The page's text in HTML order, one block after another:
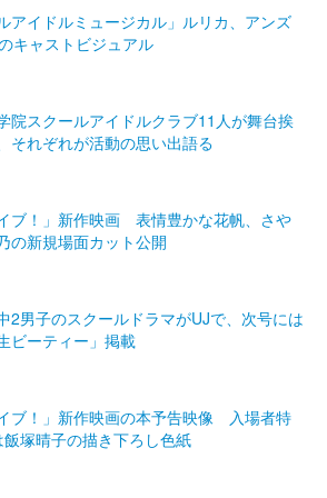
アイドルミュージカル」ルリカ、アンズ
キャストビジュアル
院スクールアイドルクラブ11人が舞台挨
それぞれが活動の思い出語る
ブ！」新作映画 表情豊かな花帆、さや
の新規場面カット公開
2男子のスクールドラマがUJで、次号には
ビーティー」掲載
ブ！」新作映画の本予告映像 入場者特
塚晴子の描き下ろし色紙